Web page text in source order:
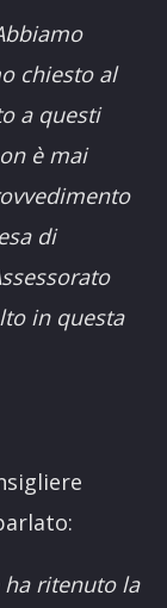
chiesto al
a questi
è mai
di
in questa
ha ritenuto la